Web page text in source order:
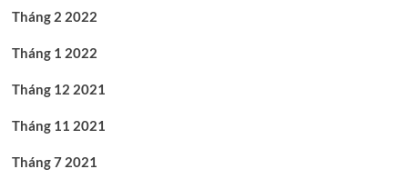
Tháng 2 2022
Tháng 1 2022
Tháng 12 2021
Tháng 11 2021
Tháng 7 2021